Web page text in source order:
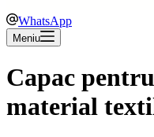
WhatsApp
Meniu
Capac
material